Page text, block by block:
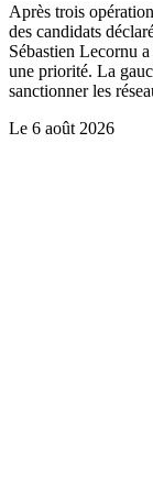
Après trois
des candidats
Sébastien Lecornu
une priorité. La
sanctionner les
Le 6 août 2026